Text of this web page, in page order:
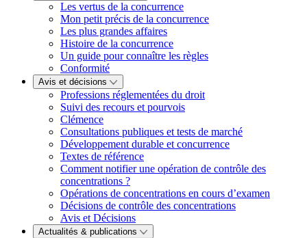
Les vertus de la concurrence
Mon petit précis de la concurrence
Les plus grandes affaires
Histoire de la concurrence
Un guide pour connaître les règles
Conformité
Avis et décisions
Professions réglementées du droit
Suivi des recours et pourvois
Clémence
Consultations publiques et tests de marché
Développement durable et concurrence
Textes de référence
Comment notifier une opération de contrôle des
concentrations ?
Opérations de concentrations en cours d’examen
Décisions de contrôle des concentrations
Avis et Décisions
Actualités & publications